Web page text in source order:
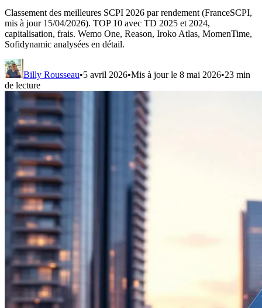
Classement des meilleures SCPI 2026 par rendement (FranceSCPI,
mis à jour 15/04/2026). TOP 10 avec TD 2025 et 2024,
capitalisation, frais. Wemo One, Reason, Iroko Atlas, MomenTime,
Sofidynamic analysées en détail.
Billy Rousseau•5 avril 2026•Mis à jour le 8 mai 2026•23 min
de lecture